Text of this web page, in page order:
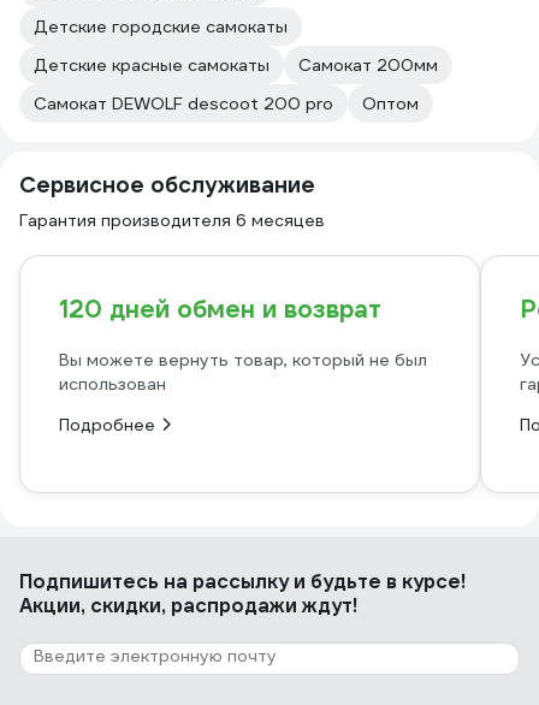
Детские городские самокаты
Детские красные самокаты
Самокат 200мм
Самокат DEWOLF descoot 200 pro
Оптом
Сервисное обслуживание
Гарантия производителя 6 месяцев
120 дней обмен и возврат
Вы можете вернуть товар, который не был
использован
Подробнее
Подпишитесь на рассылкуи будьте в курсе!
Акции, скидки, распродажи ждут!